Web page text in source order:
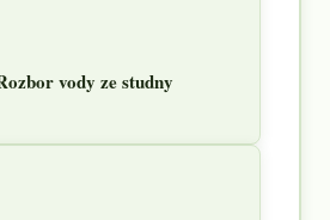
vody ze studny